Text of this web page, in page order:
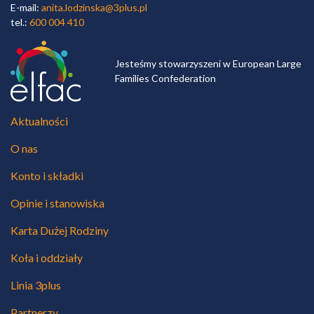
E-mail: anita.lodzinska@3plus.pl
tel.: 600 004 410
Jesteśmy stowarzyszeni w European Large
Families Confederation
Aktualności
O nas
Konto i składki
Opinie i stanowiska
Karta Dużej Rodziny
Koła i oddziały
Linia 3plus